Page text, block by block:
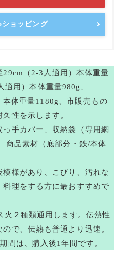
ショッピング
29cm（2-3人適用）本体重量
用）本体重量980g、
体重量1180g、市販売もの
性を示します。
っ手カバー、収納袋（専用網
商品素材（底部分・鉄/本体
模様があり、こびり、汚れな
料理をする方に最おすすめで
火２種類通用します。伝熱性
で、伝熱も普通より迅速。
間は、購入後1年間です。